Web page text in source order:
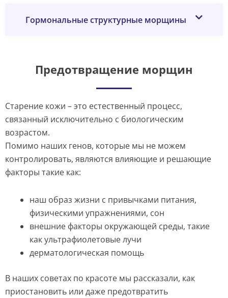
Гормональные структурные морщины
Предотвращение морщин
Старение кожи – это естественный процесс,
связанный исключительно с биологическим
возрастом.
Помимо наших генов, которые мы не можем
контролировать, являются влияющие и решающие
факторы такие как:
наш образ жизни с привычками питания,
физическими упражнениями, сон
внешние факторы окружающей среды, такие
как ультрафиолетовые лучи
дерматологическая помощь
В наших советах по красоте мы рассказали, как
приостановить или даже предотвратить